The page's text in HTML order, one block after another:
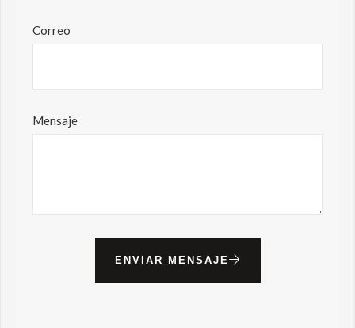
Correo
Mensaje
ENVIAR MENSAJE